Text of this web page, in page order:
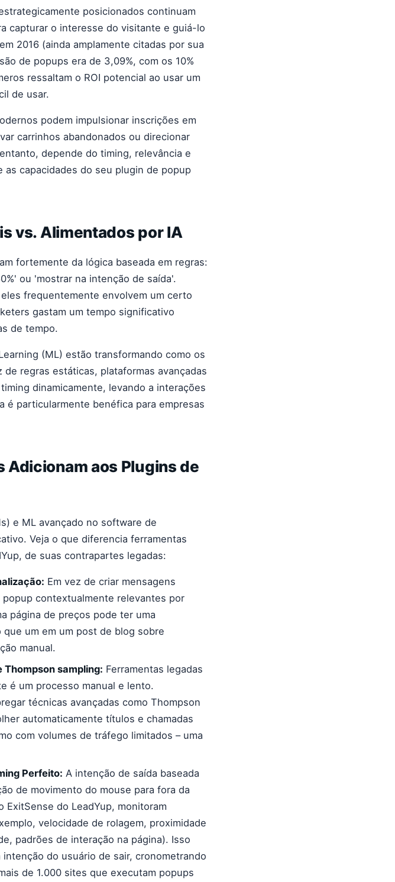
posicionados continuam
capturar o interesse do visitante e guiá-lo
2016 (ainda amplamente citadas por sua
de popups era de 3,09%, com os 10%
ressaltam o ROI potencial ao usar um
de usar.
podem impulsionar inscrições em
carrinhos abandonados ou direcionar
depende do timing, relevância e
capacidades do seu plugin de popup
vs. Alimentados por IA
fortemente da lógica baseada em regras:
ou 'mostrar na intenção de saída'.
frequentemente envolvem um certo
gastam um tempo significativo
de tempo.
(ML) estão transformando como os
regras estáticas, plataformas avançadas
dinamicamente, levando a interações
é particularmente benéfica para empresas
Adicionam aos Plugins de
e ML avançado no software de
Veja o que diferencia ferramentas
de suas contrapartes legadas:
Em vez de criar mensagens
contextualmente relevantes por
página de preços pode ter uma
um em um post de blog sobre
manual.
Thompson sampling: Ferramentas legadas
é um processo manual e lento.
técnicas avançadas como Thompson
automaticamente títulos e chamadas
com volumes de tráfego limitados – uma
Perfeito: A intenção de saída baseada
de movimento do mouse para fora da
do LeadYup, monitoram
velocidade de rolagem, proximidade
padrões de interação na página). Isso
do usuário de sair, cronometrando
de 1.000 sites que executam popups